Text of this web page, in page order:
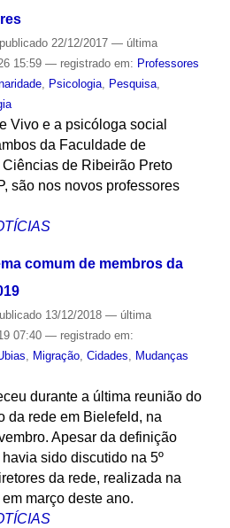
publicado22/12/2017 — última
15:59 — registrado em: Professores
, Psicologia, Pesquisa,
Vivo e a psicóloga social
da Faculdade de
de Ribeirão Preto
são nos novos professores
comum de membros da
13/12/2018 — última
07:40 — registrado em:
, Migração, Cidades, Mudanças
durante a última reunião do
da rede em Bielefeld, na
Apesar da definição
sido discutido na 5º
da rede, realizada na
março deste ano.